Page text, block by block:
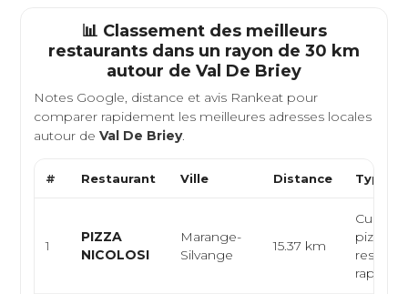
📊 Classement des meilleurs
restaurants dans un rayon de 30 km
autour de Val De Briey
Notes Google, distance et avis Rankeat pour
comparer rapidement les meilleures adresses locales
autour deVal De Briey.
# Restaurant Ville Distance Type
1
PIZZA
NICOLOSI
Marange-
Silvange
15.37 km
Cuisine
pizzeria,
rapide